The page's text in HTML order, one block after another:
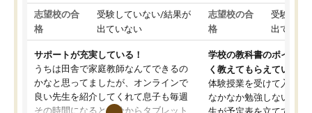
志望校の合
格
受験していない/結果が
出ていない
サポートが充実している！
うちは田舎で家庭教師なんてできるの
かなと思ってましたが、オンラインで
良い先生を紹介してくれて息子も毎週
その時間になると自分からタブレット
志望校の合
格
受験して
出ていな
学校の教科書のポイント
く教えてもらえている
体験授業を受けて入塾し
なかなか勉強しない息子